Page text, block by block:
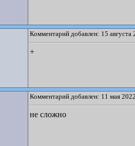
Комментарий добавлен: 15 августа
+
Комментарий добавлен: 11 мая
не сложно